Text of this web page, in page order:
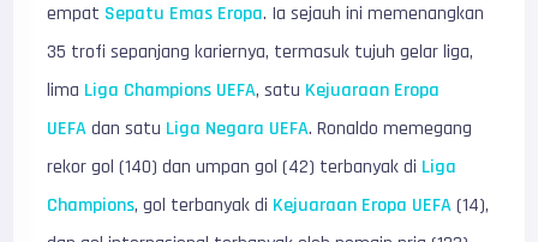
empat Sepatu Emas Eropa. Ia sejauh ini memenangkan
35 trofi sepanjang kariernya, termasuk tujuh gelar liga,
lima Liga Champions UEFA, satu Kejuaraan Eropa
UEFAdan satu Liga Negara UEFA. Ronaldo memegang
rekor gol (140) dan umpan gol (42) terbanyak di Liga
Champions, gol terbanyak di Kejuaraan Eropa UEFA(14),